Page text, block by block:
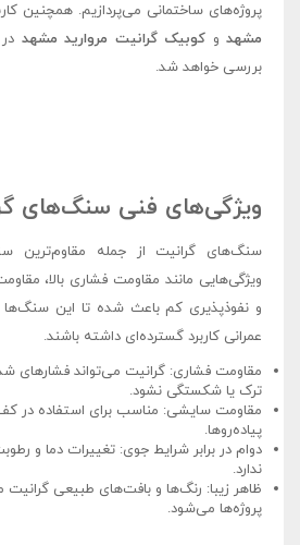
پروژه‌های ساختمانی می‌پردازیم. همچنین
مشهدو کوبیک گرانیت مروارید مشهد
بررسی خواهد شد.
ویژگی‌های فنی سنگ‌های
سنگ‌های گرانیت از جمله مقاوم‌ترین
ویژگی‌هایی مانند مقاومت فشاری بالا،
و نفوذپذیری کم باعث شده تا این سنگ‌ها
عمرانی کاربرد گسترده‌ای داشته باشند.
مقاومت فشاری: گرانیت می‌تواند فشارهای
ترک یا شکستگی نشود.
مقاومت سایشی: مناسب برای استفاده در
پیاده‌روها.
دوام در برابر شرایط جوی: تغییرات دما و
ندارد.
ظاهر زیبا: رنگ‌ها و بافت‌های طبیعی
پروژه‌ها می‌شود.